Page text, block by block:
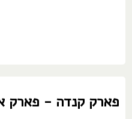
פארק קנדה - פארק